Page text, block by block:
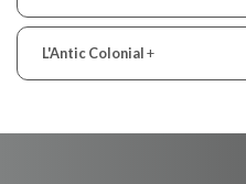
L'Antic Colonial+